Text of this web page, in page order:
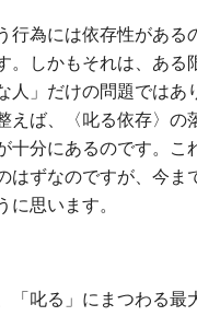
行為には依存性がある
。しかもそれは、ある
人」だけの問題ではあ
えば、〈叱る依存〉の
十分にあるのです。こ
はずなのですが、今ま
に思います。
「叱る」にまつわる最